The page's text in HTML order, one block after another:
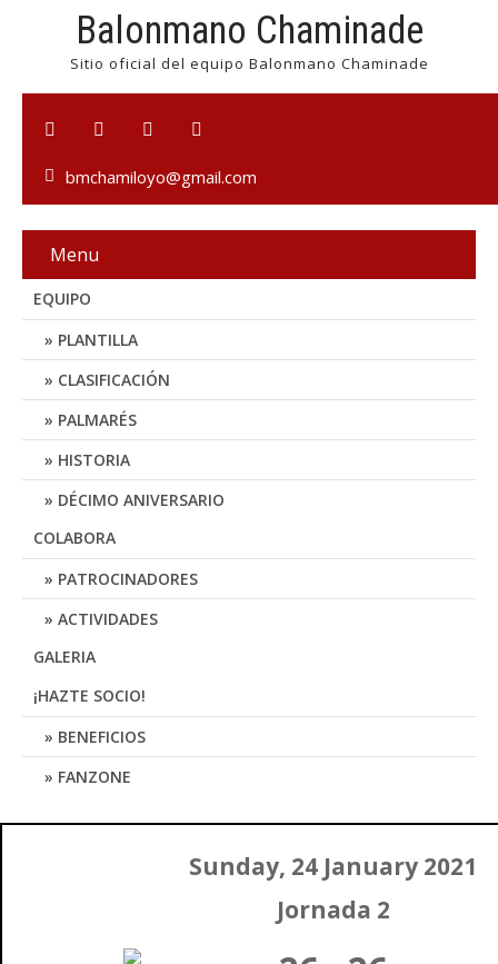
Balonmano Chaminade
Sitio oficial del equipo Balonmano Chaminade
bmchamiloyo@gmail.com
Menu
EQUIPO
PLANTILLA
CLASIFICACIÓN
PALMARÉS
HISTORIA
DÉCIMO ANIVERSARIO
COLABORA
PATROCINADORES
ACTIVIDADES
GALERIA
¡HAZTE SOCIO!
BENEFICIOS
FANZONE
Sunday, 24 January 2021
Jornada 2